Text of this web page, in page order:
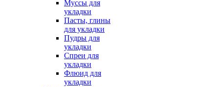
Муссы для
укладки
Пасты, глины
для укладки
Пудры для
укладки
Спреи для
укладки
Флюид для
укладки